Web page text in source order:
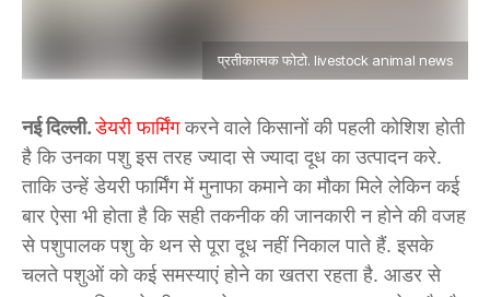
प्रतीकात्मक फोटो. livestock animal news
नई दिल्ली.डेयरी फार्मिंगकरने वाले किसानों की पहली कोशिश होती
है कि उनका पशु इस तरह ज्यादा से ज्यादा दूध का उत्पादन करे.
ताकि उन्हें डेयरी फार्मिंग में मुनाफा कमाने का मौका मिले लेकिन कई
बार ऐसा भी होता है कि सही तकनीक की जानकारी न होने की वजह
से पशुपालक पशु के थन से पूरा दूध नहीं निकाल पाते हैं. इसके
चलते पशुओं को कई समस्याएं होने का खतरा रहता है. आडर से